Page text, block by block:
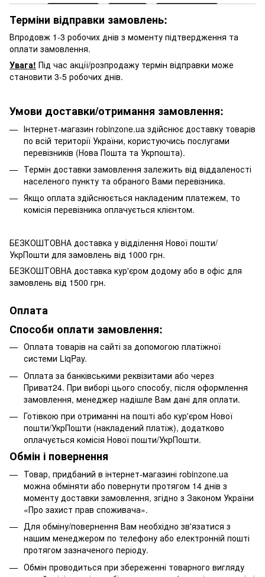
Терміни відправки замовлень:
Впродовж 1-3 робочих днів з моменту підтвердження та
оплати замовлення.
Увага! Під час акції/розпродажу термін відправки може
становити 3-5 робочих днів.
Умови доставки/отримання замовлення:
Інтернет-магазин robinzone.ua здійснює доставку товарів
по всій території України, користуючись послугами
перевізників (Нова Пошта та Укрпошта).
Термін доставки замовлення залежить від віддаленості
населеного пункту та обраного Вами перевізника.
Якщо оплата здійснюється накладеним платежем, то
комісія перевізника оплачується клієнтом.
БЕЗКОШТОВНА доставка у відділення Нової пошти/
УкрПошти для замовлень від 1000 грн.
БЕЗКОШТОВНА доставка кур'єром додому або в офіс для
замовлень від 1500 грн.
Оплата
Способи оплати замовлення:
Оплата товарів на сайті за допомогою платіжної
системи LiqPay.
Оплата за банківськими реквізитами або через
Приват24. При виборі цього способу, після оформлення
замовлення, менеджер надішле Вам дані для оплати.
Готівкою при отриманні на пошті або кур'єром Нової
пошти/УкрПошти (накладений платіж), додатково
оплачується комісія Нової пошти/УкрПошти.
Обмін і повернення
Товар, придбаний в інтернет-магазині robinzone.ua
можна обміняти або повернути протягом 14 днів з
моменту доставки замовлення, згідно з Законом України
«Про захист прав споживача».
Для обміну/повернення Вам необхідно зв'язатися з
нашим менеджером по телефону або електронній пошті
протягом зазначеного періоду.
Обмін проводиться при збереженні товарного вигляду